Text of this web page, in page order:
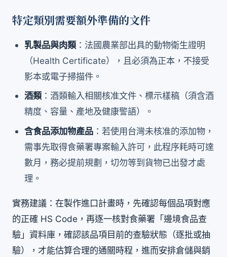
特定類別需要額外準備的文件
乳製品與肉類：法國農業部出具的動物衛生證明
（Health Certificate），且必須為正本，不接受
影本或電子掃描件。
酒類：酒類輸入相關核准文件、標示樣稿（須含酒
精度、容量、產地及健康警語）。
含食品添加物產品 ：若使用台灣未核准的添加物，
需事先取得食藥署專案輸入許可，此程序耗時可達
數月，務必提前規劃，切勿等到貨物已出發才處
理。
實務建議：在製作進口計畫時，先確認每個品項對應
的正確 HS Code，再逐一核對食藥署「邊境食品查
驗」資料庫，確認該品項目前的查驗狀態（逐批或抽
驗），才能估算合理的通關時程，進而安排倉儲與銷